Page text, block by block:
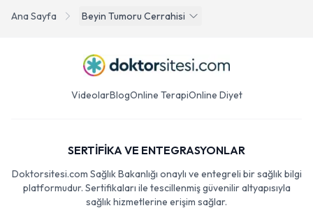
Ana Sayfa Beyin Tumoru Cerrahisi
VideolarBlogOnline TerapiOnline Diyet
SERTİFİKA VE ENTEGRASYONLAR
Doktorsitesi.com Sağlık Bakanlığı onaylı ve entegreli bir sağlık bilgi
platformudur. Sertifikaları ile tescillenmiş güvenilir altyapısıyla
sağlık hizmetlerine erişim sağlar.